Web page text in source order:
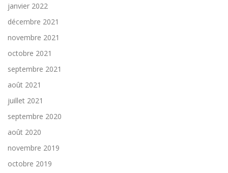
janvier 2022
décembre 2021
novembre 2021
octobre 2021
septembre 2021
août 2021
juillet 2021
septembre 2020
août 2020
novembre 2019
octobre 2019